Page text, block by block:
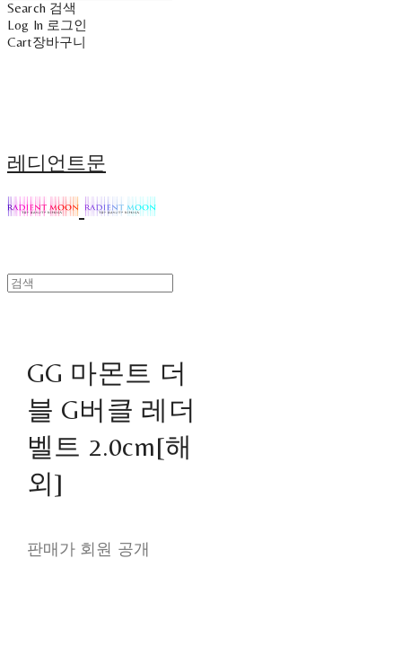
Search 검색
Log In 로그인
Cart장바구니
레디언트문
GG 마몬트 더
블 G버클 레더
벨트 2.0cm[해
외]
판매가 회원 공개